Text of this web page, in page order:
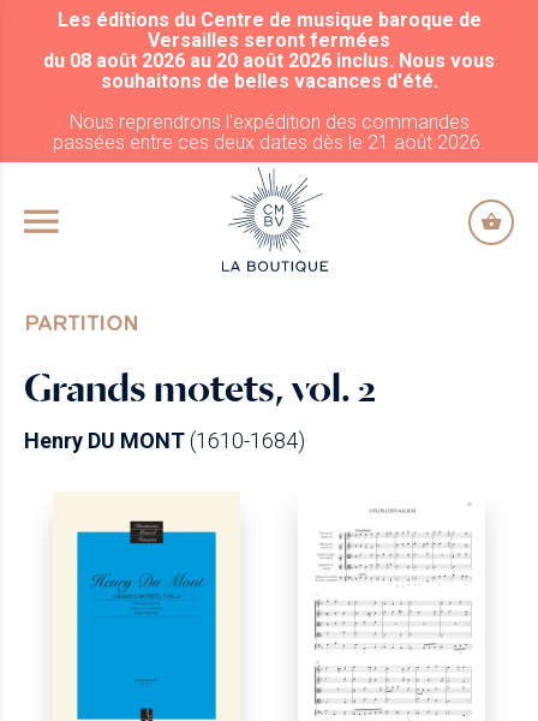
ALLER AU CONTENU PRINCIPAL
Les éditions du Centre de musique baroque de
Versailles seront fermées
du 08 août 2026 au 20 août 2026 inclus. Nous vous
souhaitons de belles vacances d'été.
Nous reprendrons l'expédition des commandes
passées entre ces deux dates dès le 21 août 2026.
PARTITION
Grands motets, vol. 2
Henry DU MONT(1610-1684)